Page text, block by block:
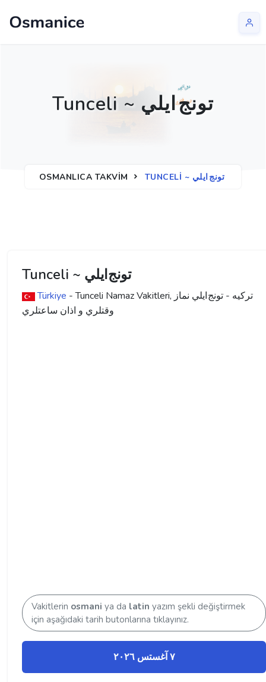
Tunceli ~ تونج ايلي
OSMANLICA TAKVIM TUNCELI ~ تونج ايلي
Tunceli ~ تونج ايلي
Türkiye - Tunceli Namaz Vakitleri, ترکیه - تونج ايلي نماز
وقتلري و اذان ساعتلري
Vakitlerin osmani ya da latin yazım şekli değiştirmek
için aşağıdaki tarih butonlarına tıklayınız.
٧ آغستس ۲۰۲٦